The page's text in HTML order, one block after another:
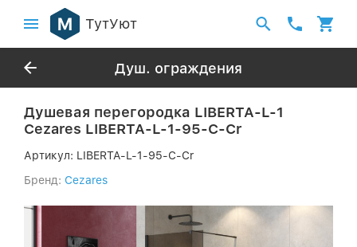
ТутУют
Душ. ограждения
Душевая перегородка LIBERTA-L-1
Cezares LIBERTA-L-1-95-C-Cr
Артикул: LIBERTA-L-1-95-C-Cr
Бренд: Cezares